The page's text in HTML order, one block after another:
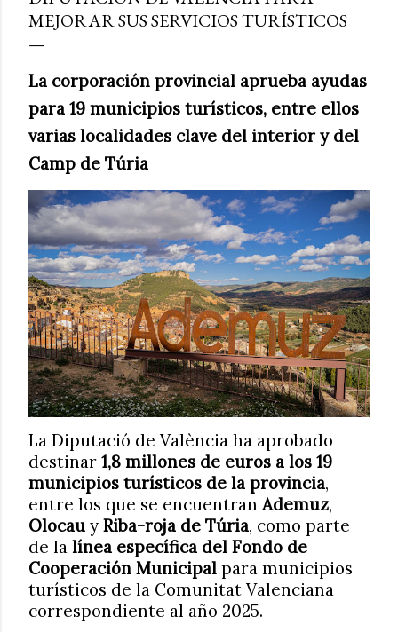
MEJORAR SUS SERVICIOS TURÍSTICOS
La corporación provincial aprueba ayudas
para 19 municipios turísticos, entre ellos
varias localidades clave del interior y del
Camp de Túria
La Diputació de València ha aprobado
destinar 1,8 millones de euros a los 19
municipios turísticos de la provincia,
entre los que se encuentran Ademuz,
Olocau y Riba-roja de Túria, como parte
de la línea específica del Fondo de
Cooperación Municipal para municipios
turísticos de la Comunitat Valenciana
correspondiente al año 2025.